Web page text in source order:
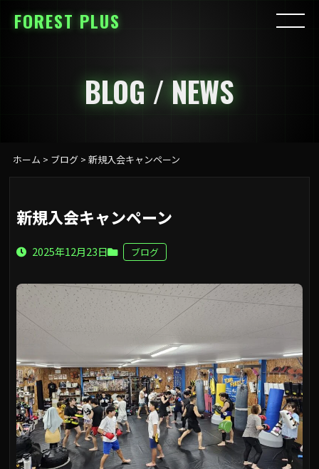
FOREST PLUS
BLOG / NEWS
ホーム > ブログ> 新規入会キャンペーン
新規入会キャンペーン
2025年12月23日 ブログ